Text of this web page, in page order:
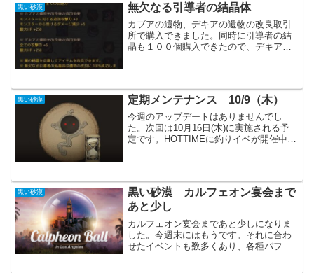
黒い砂漠 無欠なる引導者の結晶体
カブアの遺物、デキアの遺物の改良取引
所で購入できました。同時に引導者の結
晶も１００個購入できたので、デキアの
焉のオーラで増幅された方...
黒い砂漠 定期メンテナンス 10/9（木）
今週のアップデートはありませんでし
た。次回は10月16日(木)に実施される予
定です。HOTTIMEに釣りイベが開催中な
ょっと寂しいか...
黒い砂漠
黒い砂漠 カルフェオン宴会まで
あと少し
カルフェオン宴会まであと少しになりま
した。今週末にはもうです。それに合わ
せたイベントも数多くあり、各種バフや